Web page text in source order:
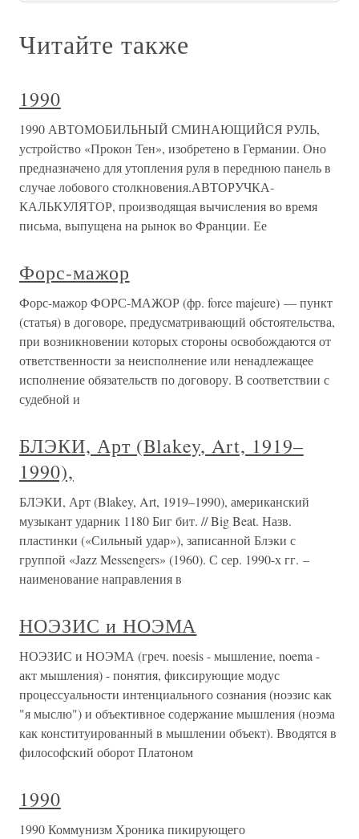
Читайте также
1990
1990 АВТОМОБИЛЬНЫЙ СМИНАЮЩИЙСЯ РУЛЬ,
устройство «Прокон Тен», изобретено в Германии. Оно
предназначено для утопления руля в переднюю панель в
случае лобового столкновения.АВТОРУЧКА-
КАЛЬКУЛЯТОР, производящая вычисления во время
письма, выпущена на рынок во Франции. Ее
Форс-мажор
Форс-мажор ФОРС-МАЖОР (фр. force majeure) — пункт
(статья) в договоре, предусматривающий обстоятельства,
при возникновении которых стороны освобождаются от
ответственности за неисполнение или ненадлежащее
исполнение обязательств по договору. В соответствии с
судебной и
БЛЭКИ, Арт (Blakey, Art, 1919–
1990),
БЛЭКИ, Арт (Blakey, Art, 1919–1990), американский
музыкант ударник 1180 Биг бит. // Big Beat. Назв.
пластинки («Сильный удар»), записанной Блэки с
группой «Jazz Messengers» (1960). С сер. 1990-х гг. –
наименование направления в
НОЭЗИС и НОЭМА
НОЭЗИС и НОЭМА (греч. noesis - мышление, noema -
акт мышления) - понятия, фиксирующие модус
процессуальности интенциального сознания (ноэзис как
"я мыслю") и объективное содержание мышления (ноэма
как конституированный в мышлении объект). Вводятся в
философский оборот Платоном
1990
1990 Коммунизм Хроника пикирующего